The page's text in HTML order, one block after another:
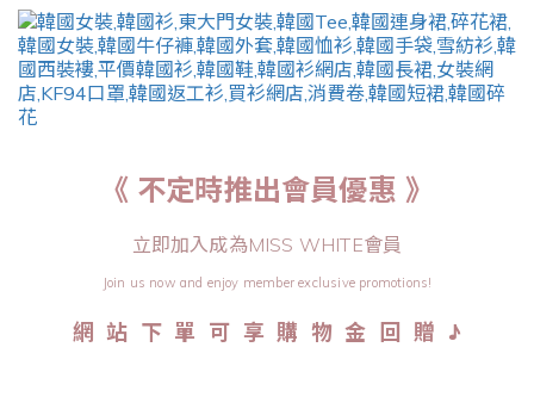
《 不定時推出會員優惠 》
立即加入成為MISS WHITE會員
Join us now and enjoy member exclusive promotions!
網 站 下 單 可 享 購 物 金 回 贈 ♪